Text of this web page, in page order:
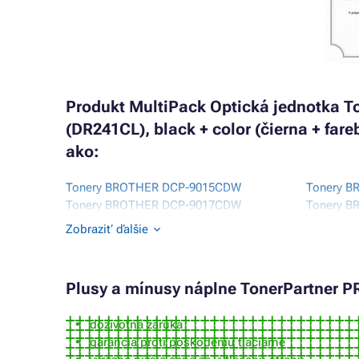
Produkt MultiPack Optická jednotka
(DR241CL), black + color (čierna +
ako:
Tonery BROTHER DCP-9015CDW
Tonery BROTHER DCP-9017CDW
Tonery BROTHER DCP-9020CDW
Tonery BROTHER HL-3150CDN
Tonery
Tonery
Tonery
Zobraziť ďalšie
Plusy a mínusy náplne TonerPartner
doživotná záruka
garancia proti poškodeniu tlačiarne